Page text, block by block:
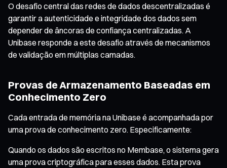
O desafio central das redes de dados descentralizadas é
garantir a autenticidade e integridade dos dados sem
depender de âncoras de confiança centralizadas. A
Unibase responde a este desafio através de mecanismos
de validação em múltiplas camadas.
Provas de Armazenamento Baseadas em
Conhecimento Zero
Cada entrada de memória na Unibase é acompanhada por
uma prova de conhecimento zero. Especificamente:
Quando os dados são escritos no Membase, o sistema gera
uma prova criptográfica para esses dados. Esta prova